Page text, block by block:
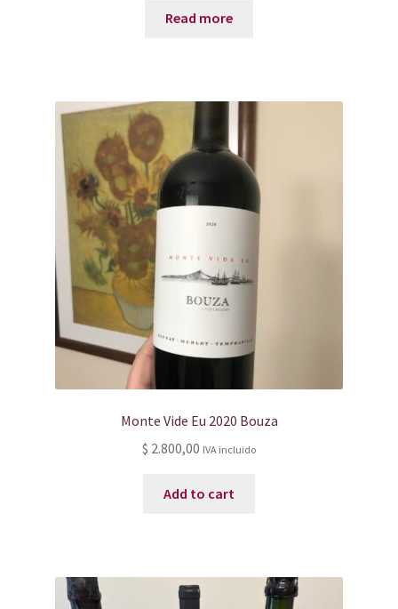
Read more
Monte Vide Eu 2020 Bouza
$ 2.800,00 IVA incluido
Add to cart